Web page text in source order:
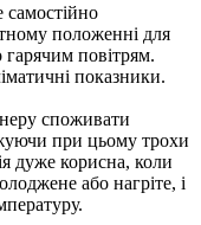
положенні для
повітрям.
показники.
споживати
при цьому трохи
дуже корисна, коли
або нагріте, і